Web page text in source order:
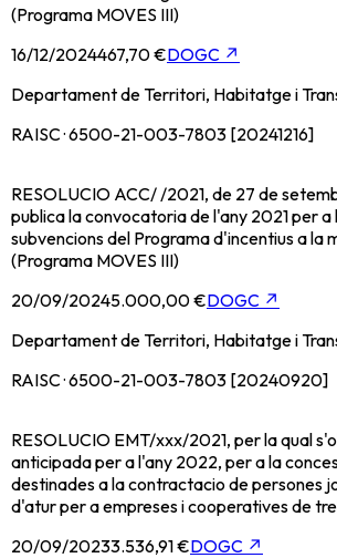
(Programa MOVES III)
16/12/2024467,70 €DOGC ↗
Departament de Territori, Habitatge i
RAISC · 6500-21-003-7803 [20241216]
RESOLUCIO ACC/ /2021, de 27 de
publica la convocatoria de l'any 2021 per a
subvencions del Programa d'incentius a la
(Programa MOVES III)
20/09/20245.000,00 €DOGC ↗
Departament de Territori, Habitatge i
RAISC · 6500-21-003-7803 [20240920]
RESOLUCIO EMT/xxx/2021, per la qual
anticipada per a l'any 2022, per a la
destinades a la contractacio de persones
d'atur per a empreses i cooperatives de
20/09/20233.536,91 €DOGC ↗